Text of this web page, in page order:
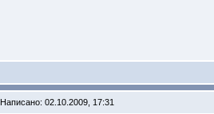
Написано: 02.10.2009, 17:31